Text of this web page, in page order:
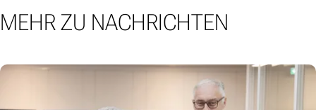
MEHR ZU NACHRICHTEN